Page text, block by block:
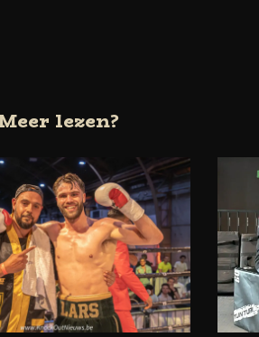
lezen?